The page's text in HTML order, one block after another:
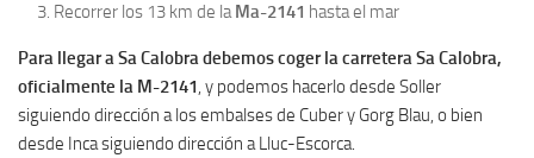
Recorrer los 13 km de laMa-2141 hasta el mar
Para llegar a Sa Calobra debemos coger la carretera Sa Calobra,
oficialmente la M-2141, y podemos hacerlo desde Soller
siguiendo dirección a los embalses de Cuber y Gorg Blau, o bien
desde Inca siguiendo dirección a Lluc-Escorca.